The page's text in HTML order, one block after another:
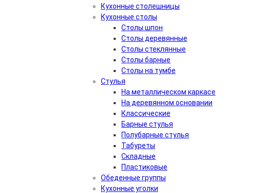
Кухонные столешницы
Кухонные столы
Столы шпон
Столы деревянные
Столы стеклянные
Столы барные
Столы на тумбе
Стулья
На металлическом каркасе
На деревянном основании
Классические
Барные стулья
Полубарные стулья
Табуреты
Складные
Пластиковые
Обеденные группы
Кухонные уголки